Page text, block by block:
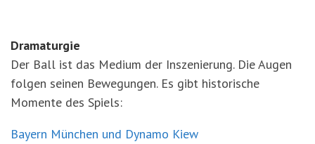
Dramaturgie
Der Ball ist das Medium der Inszenierung. Die Augen
folgen seinen Bewegungen. Es gibt historische
Momente des Spiels:
Bayern München und Dynamo Kiew